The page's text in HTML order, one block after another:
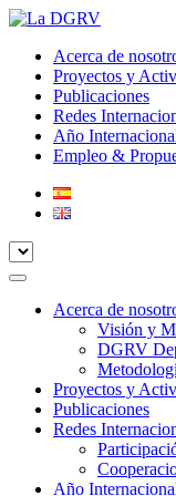
Acerca de
Proyectos y
Publicaciones
Redes
Año
Empleo &
Acerca de
Visión y
DGRV
Proyectos y
Publicaciones
Redes
Año